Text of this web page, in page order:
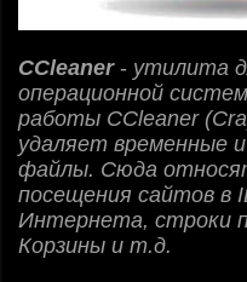
CCleaner- утилита
операционной
работы CCleaner
удаляет временные
файлы. Сюда
посещения сайтов в
Интернета, строки
Корзины и т.д.